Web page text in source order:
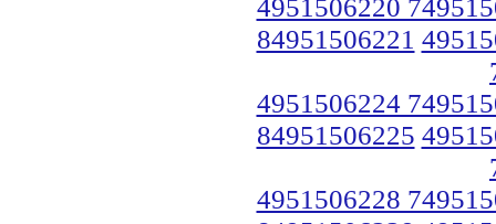
4951506220
84951506221
4951506224
84951506225
4951506228